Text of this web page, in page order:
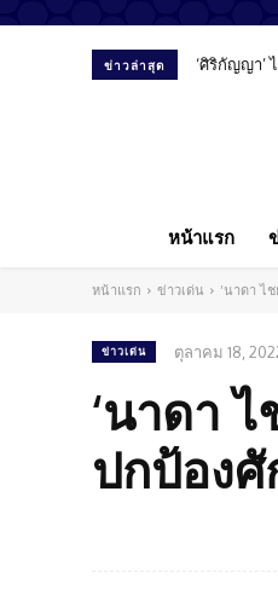
ข่าวล่าสุด ‘ศิริกัญญา’
สัมภาษ
หน้าแรก
หน้าแรก ข่าวเด่น ‘นาดา ไ
ข่าวเด่น ตุลาคม 18,
‘นาดา ไ
ปกป้อง